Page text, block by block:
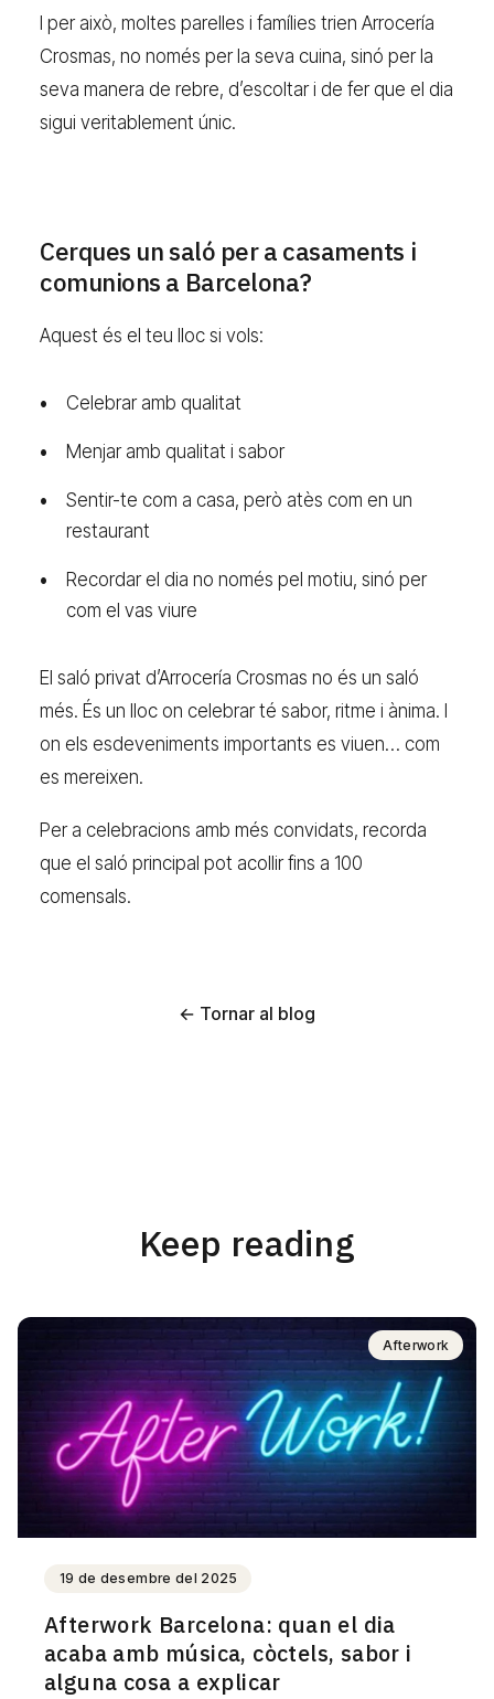
I per això, moltes parelles i famílies trien Arrocería
Crosmas, no només per la seva cuina, sinó per la
seva manera de rebre, d’escoltar i de fer que el dia
sigui veritablement únic.
Cerques un saló per a casaments i
comunions a Barcelona?
Aquest és el teu lloc si vols:
Celebrar amb qualitat
Menjar amb qualitat i sabor
Sentir-te com a casa, però atès com en un
restaurant
Recordar el dia no només pel motiu, sinó per
com el vas viure
El saló privat d’Arrocería Crosmas no és un saló
més. És un lloc on celebrar té sabor, ritme i ànima. I
on els esdeveniments importants es viuen… com
es mereixen.
Per a celebracions amb més convidats, recorda
que el saló principal pot acollir fins a 100
comensals.
← Tornar al blog
Keep reading
Afterwork
19 de desembre del 2025
Afterwork Barcelona: quan el dia
acaba amb música, còctels, sabor i
alguna cosa a explicar